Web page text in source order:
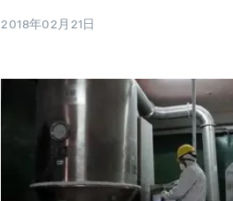
2018年02月21日